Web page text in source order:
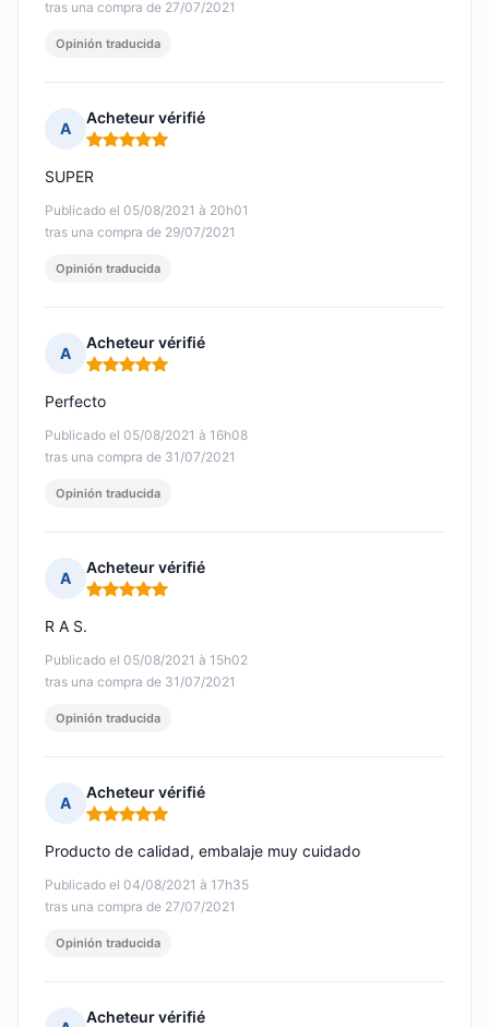
tras una compra de 27/07/2021
Opinión traducida
A
Acheteur vérifié
Nota: 5 de 5
Publicado el 05/08/2021 à 20h01
tras una compra de 29/07/2021
SUPER
Opinión traducida
A
Acheteur vérifié
Nota: 5 de 5
Publicado el 05/08/2021 à 16h08
tras una compra de 31/07/2021
Perfecto
Opinión traducida
A
Acheteur vérifié
Nota: 5 de 5
Publicado el 05/08/2021 à 15h02
tras una compra de 31/07/2021
R A S.
Opinión traducida
A
Acheteur vérifié
Nota: 5 de 5
Publicado el 04/08/2021 à 17h35
tras una compra de 27/07/2021
Producto de calidad, embalaje muy cuidado
Opinión traducida
Acheteur vérifié